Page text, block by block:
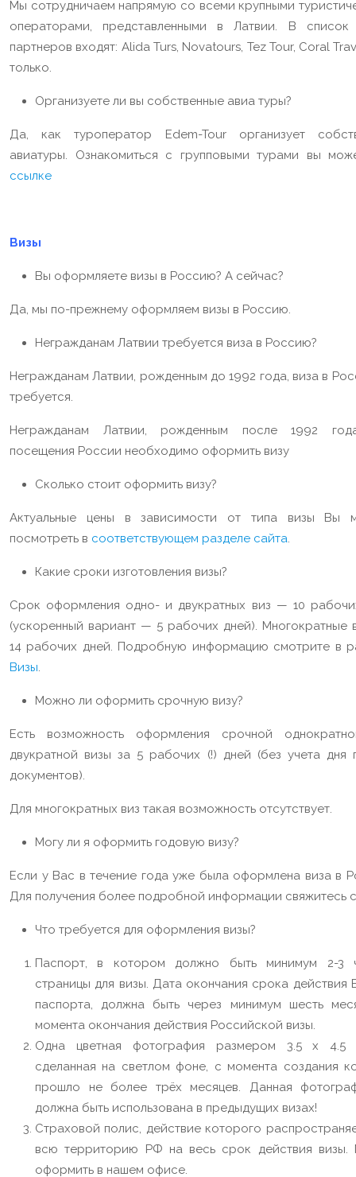
Мы сотрудничаем напрямую со всеми крупными
операторами, представленными в Латвии. В список
партнеров входят: Alida Turs, Novatours, Tez Tour, Coral
только.
Организуете ли вы собственные авиа туры?
Да, как туроператор Edem-Tour организует
авиатуры. Ознакомиться с групповыми турами вы
ссылке
Визы
Вы оформляете визы в Россию? А сейчас?
Да, мы по-прежнему оформляем визы в Россию.
Негражданам Латвии требуется виза в Россию?
Негражданам Латвии, рожденным до 1992 года, виза в
требуется.
Негражданам Латвии, рожденным после 1992
посещения России необходимо оформить визу
Сколько стоит оформить визу?
Актуальные цены в зависимости от типа визы Вы
посмотреть в соответствующем разделе сайта.
Какие сроки изготовления визы?
Срок оформления одно- и двукратных виз — 10
(ускоренный вариант — 5 рабочих дней). Многократные
14 рабочих дней. Подробную информацию смотрите в
Визы.
Можно ли оформить срочную визу?
Есть возможность оформления срочной
двукратной визы за 5 рабочих (!) дней (без учета дня
документов).
Для многократных виз такая возможность отсутствует.
Могу ли я оформить годовую визу?
Если у Вас в течение года уже была оформлена виза в
Для получения более подробной информации свяжитесь
Что требуется для оформления визы?
Паспорт, в котором должно быть минимум 2-3
страницы для визы. Дата окончания срока действия
паспорта, должна быть через минимум шесть
момента окончания действия Российской визы.
Одна цветная фотография размером 3.5 х 4.5
сделанная на светлом фоне, с момента создания
прошло не более трёх месяцев. Данная
должна быть использована в предыдущих визах!
Страховой полис, действие которого
всю территорию РФ на весь срок действия визы.
оформить в нашем офисе.